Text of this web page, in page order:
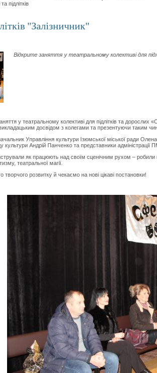
підлітків
"Залізничник"
Відкрите заняття у театральному колективі для
у театральному колективі для підлітків та
досвідом з колегами та презентуючи таким
Управління культури Ізюмської міської ради
Андрій Панченко та представники адміністрації
як працюють над своїм сценічним рухом – робили
театральної магії.
розвитку й чекаємо на нові цікаві постановки!